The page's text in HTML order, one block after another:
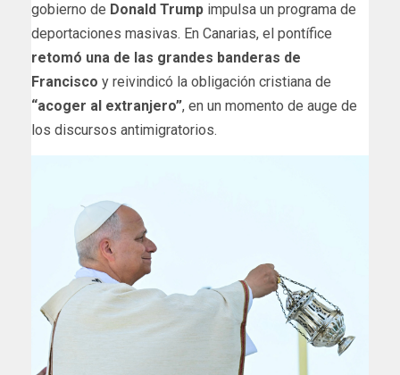
gobierno de Donald Trump impulsa un programa de
deportaciones masivas. En Canarias, el pontífice
retomó una de las grandes banderas de
Francisco y reivindicó la obligación cristiana de
“acoger al extranjero”, en un momento de auge de
los discursos antimigratorios.